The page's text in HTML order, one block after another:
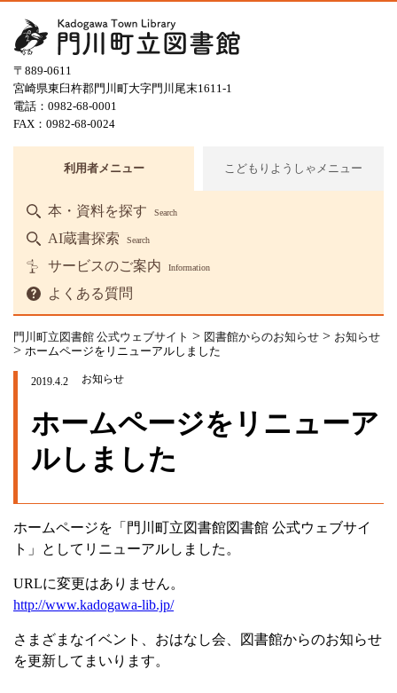
〒889-0611
宮崎県東臼杵郡門川町大字門川尾末1611-1
電話：0982-68-0001
FAX：0982-68-0024
利用者メニュー こどもりようしゃメニュー
本・資料を探す Search
AI蔵書探索 Search
サービスのご案内 Information
よくある質問
門川町立図書館 公式ウェブサイト > 図書館からのお知らせ > お知らせ
> ホームページをリニューアルしました
2019.4.2 お知らせ
ホームページをリニューア
ルしました
ホームページを「門川町立図書館図書館 公式ウェブサイ
ト」としてリニューアルしました。
URLに変更はありません。
http://www.kadogawa-lib.jp/
さまざまなイベント、おはなし会、図書館からのお知らせ
を更新してまいります。